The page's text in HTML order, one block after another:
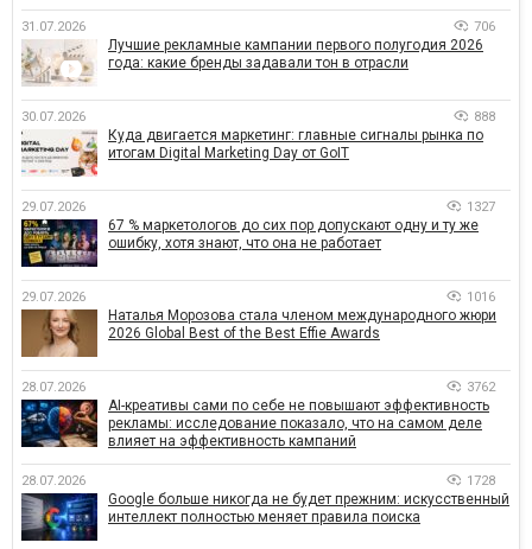
31.07.2026 706
Лучшие рекламные кампании первого полугодия 2026
года: какие бренды задавали тон в отрасли
30.07.2026 888
Куда двигается маркетинг: главные сигналы рынка по
итогам Digital Marketing Day от GoIT
29.07.2026 1327
67 % маркетологов до сих пор допускают одну и ту же
ошибку, хотя знают, что она не работает
29.07.2026 1016
Наталья Морозова стала членом международного жюри
2026 Global Best of the Best Effie Awards
28.07.2026 3762
AI-креативы сами по себе не повышают эффективность
рекламы: исследование показало, что на самом деле
влияет на эффективность кампаний
28.07.2026 1728
Google больше никогда не будет прежним: искусственный
интеллект полностью меняет правила поиска